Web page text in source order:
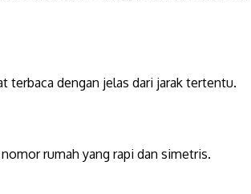
terbaca dengan jelas dari jarak tertentu.
rumah yang rapi dan simetris.